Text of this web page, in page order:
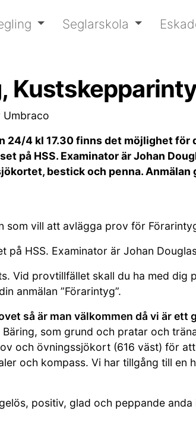
Seglarskola
Umbraco
24/4 kl 17.30 finns det möjlighet för
på HSS. Examinator är Johan
bestick och penna. Anmälan
som vill att avlägga prov för
på HSS. Examinator är Johan
Vid provtillfället skall du ha med
anmälan ”Förarintyg”.
så är man välkommen då vi är
Bäring, som grund och pratar och
och övningssjökort (616 väst) för
och kompass. Vi har tillgång till en
positiv, glad och peppande